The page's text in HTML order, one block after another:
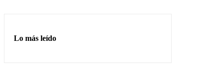
Lo más leído